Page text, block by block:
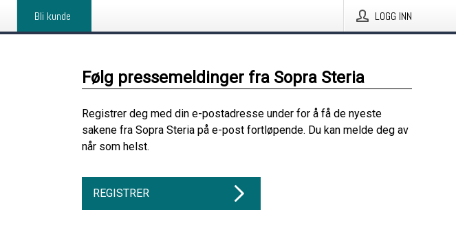
Bli kunde LOGG INN
Følg pressemeldinger fra Sopra Steria
Registrer deg med din e-postadresse under for å få de nyeste
sakene fra Sopra Steria på e-post fortløpende. Du kan melde deg av
når som helst.
REGISTRER